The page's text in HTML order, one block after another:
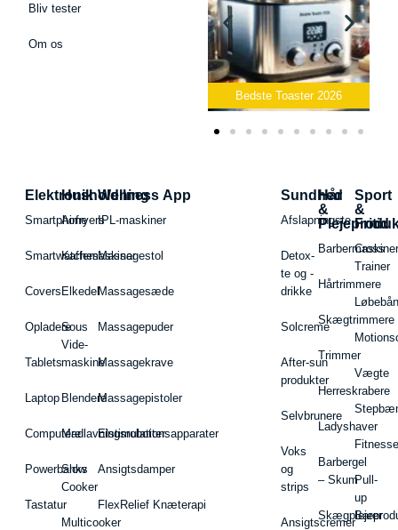
Bliv tester
Om os
Bedste Toaster 2026
Elektronik
Smartphone
Smartwatches
Covers
Opladere
Tablets
Laptop
Computere
Powerbanks
Tastatur
Husholdning
Airfryers
Kaffemaskiner
Elkedel
Sous
Vide-
maskine
Blendere
Madlavningsrobotter
Slow
Cooker
Multicooker
Wellness App
IPL-maskiner
Massagestol
Massagesæde
Massagepuder
Massagekrave
Massagepistoler
Elstimulationsapparater
Ansigtsdamper
FlexRelief Knæterapi
Sundhed
Afslapningste
Detox-
te og -
drikke
Solcreme
After-sun
produkter
Selvbrunere
Voks
og
strips
Ansigtscremer
Hår
&
Hårtrimmere
Skægtrimmere
Trimmer
Herreskrabere
Ladyshaver
Barbergel
– Skum
Sport
&
Fritid
Cross
Trainer
Vægte
Pull-
up
Barer